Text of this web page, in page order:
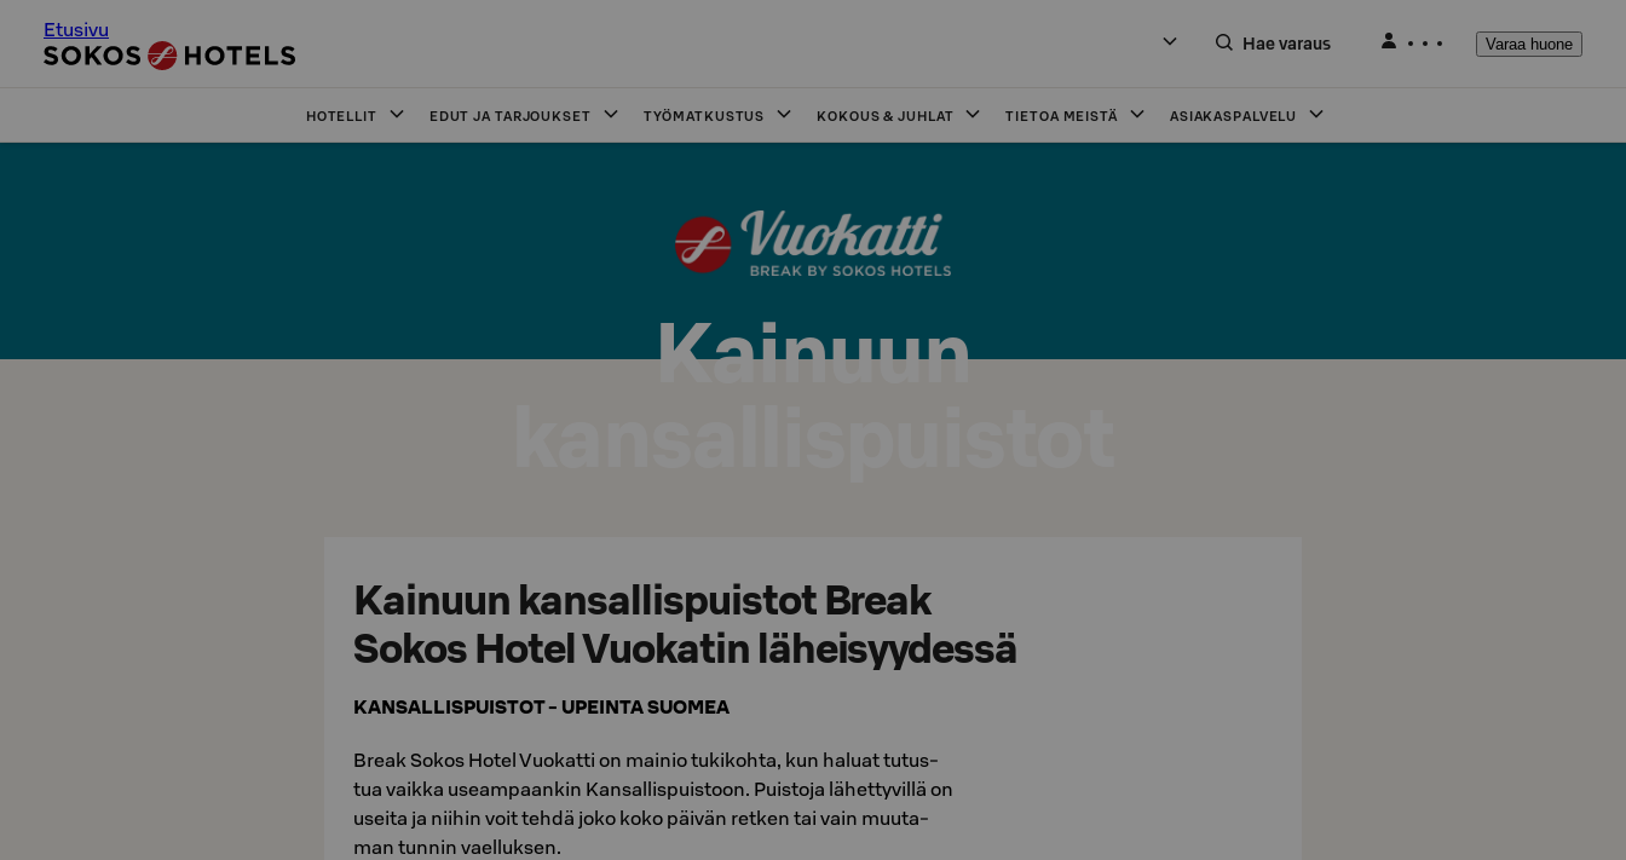
Etusivu
Hae varaus Varaa huone
HOTELLIT EDUT JA TARJOUKSET TYÖMATKUSTUS KOKOUS & JUHLAT TIETOA MEISTÄ ASIAKASPALVELU
Kainuun
Kainuun kansallispuistot Break
Sokos Hotel Vuokatin läheisyydessä
KANSALLISPUISTOT - UPEINTA SUOMEA
Break Sokos Hotel Vuo­kat­ti on mai­nio tu­ki­koh­ta, kun ha­luat tu­tus­
tua vaik­ka useam­paan­kin Kan­sal­lis­puis­toon. Puis­to­ja lä­het­ty­vil­lä on
usei­ta ja nii­hin voit tehdä joko koko päi­vän ret­ken tai vain muu­ta­
man tun­nin vael­luk­sen.